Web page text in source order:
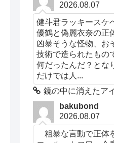
2026.08.07
健斗君ラッキースケ
優鶴と偽麗衣奈の正
凶暴そうな怪物、お
技術で造られたもの
何だったんだ？とな
だけでは人...
鏡の中に消えた
bakubond
2026.08.07
粗暴な言動で正体